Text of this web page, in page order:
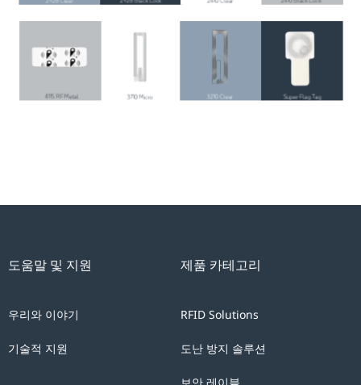
제품 카테고리
RFID Solutions
도난 방지 솔루션
도움말 및 지원
우리와 이야기
기술적 지원